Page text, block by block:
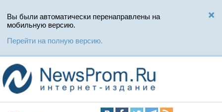
Вы были автоматически перенаправлены на
мобильную версию.
Перейти на полную версию.